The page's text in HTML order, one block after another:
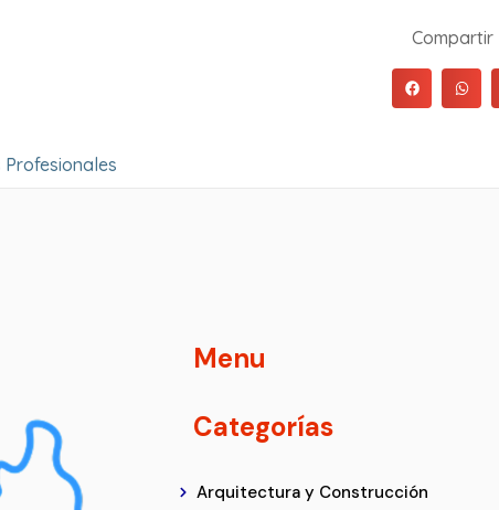
Compartir
Profesionales
Menu
Categorías
Arquitectura y Construcción